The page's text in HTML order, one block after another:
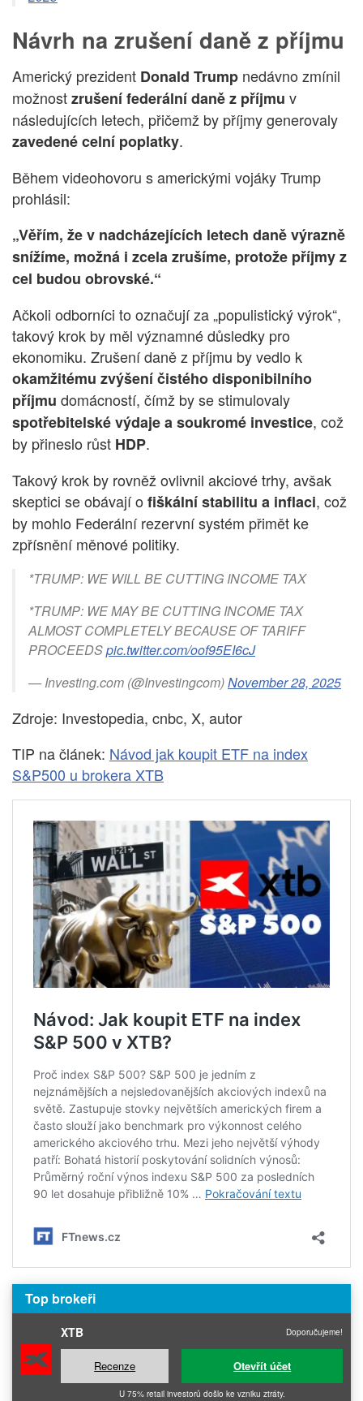
Návrh na zrušení daně z příjmu
Americký prezident Donald Trump nedávno zmínil
možnostzrušení federální daně z příjmu v
následujících letech, přičemž by příjmy generovaly
zavedené celní poplatky.
Během videohovoru s americkými vojáky Trump
prohlásil:
„Věřím, že v nadcházejících letech daně výrazně
snížíme, možná i zcela zrušíme, protože příjmy z
cel budou obrovské.“
Ačkoli odborníci to označují za „populistický výrok“,
takový krok by měl významné důsledky pro
ekonomiku. Zrušení daně z příjmu by vedlo k
okamžitému zvýšení čistého disponibilního
příjmu domácností, čímž by se stimulovaly
spotřebitelské výdaje a soukromé investice, což
by přineslo růst HDP.
Takový krok by rovněž ovlivnil akciové trhy, avšak
skeptici se obávají o fiškální stabilitu a inflaci, což
by mohlo Federální rezervní systém přimět ke
zpřísnění měnové politiky.
*TRUMP: WE WILL BE CUTTING INCOME TAX
*TRUMP: WE MAY BE CUTTING INCOME TAX
ALMOST COMPLETELY BECAUSE OF TARIFF
PROCEEDSpic.twitter.com/oof95EI6cJ
— Investing.com (@Investingcom)November 28, 2025
Zdroje: Investopedia, cnbc, X, autor
TIP na článek: Návod jak koupit ETF na index
S&P500 u brokera XTB
Top brokeři
XTB Doporučujeme!
Recenze Otevřít účet
U 75% retail investorů došlo ke vzniku ztráty.